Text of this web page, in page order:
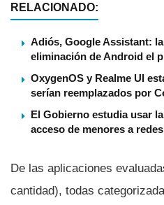
RELACIONADO:
Adiós, Google Assistant:
eliminación de Android el
OxygenOS y Realme UI
serían reemplazados por
El Gobierno estudia usar
acceso de menores a
De las aplicaciones
cantidad), todas